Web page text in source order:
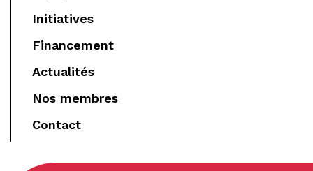
Initiatives
Financement
Actualités
Nos membres
Contact